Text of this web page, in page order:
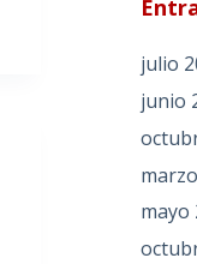
julio
junio
mayo